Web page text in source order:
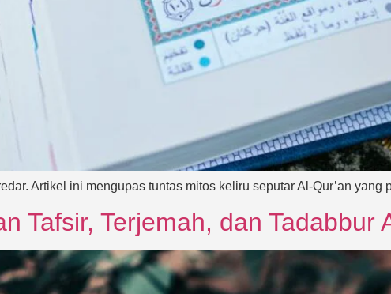
Artikel ini mengupas tuntas mitos keliru seputar Al-Qur’an yang
Tafsir, Terjemah, dan Tadabbur